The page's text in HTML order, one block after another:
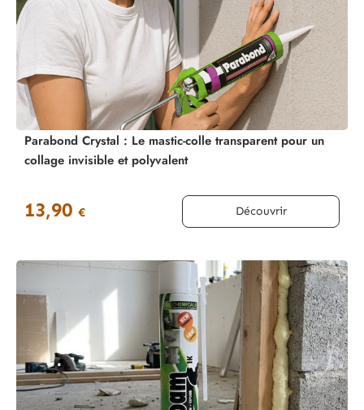
Parabond Crystal : Le mastic-colle transparent pour un
collage invisible et polyvalent
13,90 € Découvrir